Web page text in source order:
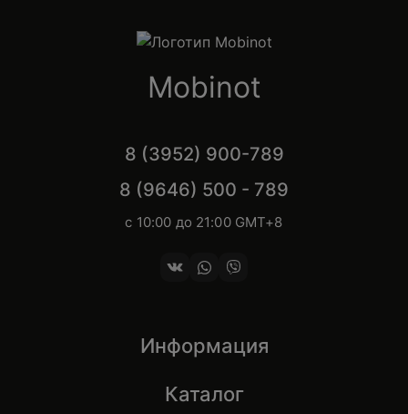
Mobinot
8 (3952) 900-789
8 (9646) 500 - 789
с 10:00 до 21:00 GMT+8
Информация
Каталог